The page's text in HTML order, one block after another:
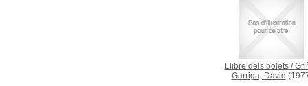
Llibre dels bolets/
Garriga, David